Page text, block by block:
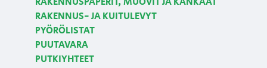
RAKENNUS- JA KUITULEVYT
PYÖRÖLISTAT
PUUTAVARA
PUTKIYHTEET